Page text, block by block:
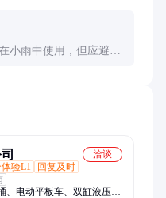
小雨中使用，但应避免
洽谈
验L1
回复及时
、电动平板车、双缸液压